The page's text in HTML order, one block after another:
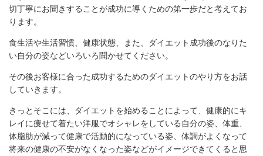
切丁寧にお聞きすることが成功に導くための第一歩だと考えてお
ります。
食生活や生活習慣、健康状態、また、ダイエット成功後のなりた
い自分の姿などいろいろ聞かせてください。
その後お客様に合った成功するためのダイエットのやり方をお話
していきます。
きっとそこには、ダイエットを始めることによって、健康的にキ
レイに痩せて着たい洋服でオシャレをしている自分の姿、体重、
体脂肪が減って健康で活動的になっている姿、体調がよくなって
将来の健康の不安がなくなった姿などがイメージできてくると思